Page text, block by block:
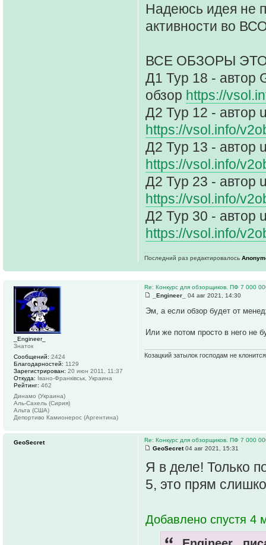
Надеюсь идея не
активности во
ВСЕ ОБЗОРЫ
Д1 Тур 18 - автор
обзор https://
Д2 Тур 12 - автор
https://vsol.info/
Д2 Тур 13 - автор
https://vsol.info/
Д2 Тур 23 - автор
https://vsol.info/
Д2 Тур 30 - автор
https://vsol.info/
Последний раз редактировалось
Re: Конкурс для обзорщиков. ПФ 7 000
_Engineer_
04 авг 2021, 14:30
Эм, а если обзор будет от
Или же потом просто в него не
Козацкий затылок господам не
_Engineer_
Знаток
Сообщений: 2424
Благодарностей: 1129
Зарегистрирован: 20 июн 2011, 11:37
Откуда: Івано-Франківськ, Украина
Рейтинг: 462
Динамо (Украина)
Аль-Сахель (Сирия)
Альта (США)
Депортиво Камионерос (Аргентина)
Re: Конкурс для обзорщиков. ПФ 7 000
GeoSecret04 авг 2021, 15:31
Я в деле! Только
5, это прям
Добавлено спустя 4
GeoSecret